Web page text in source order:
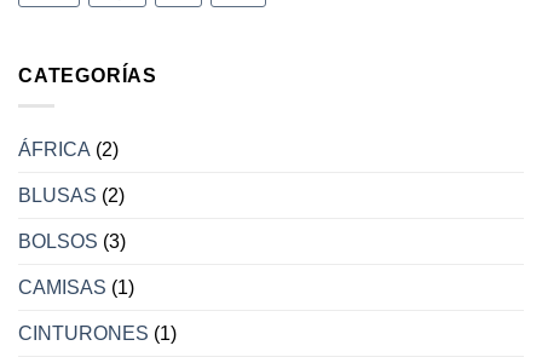
CATEGORÍAS
ÁFRICA (2)
BLUSAS (2)
BOLSOS (3)
CAMISAS (1)
CINTURONES (1)